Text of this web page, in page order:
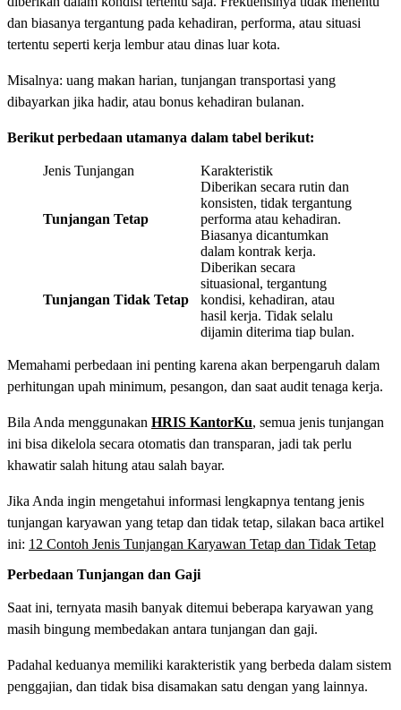
dan biasanya tergantung pada kehadiran, performa, atau situasi
tertentu seperti kerja lembur atau dinas luar kota.
Misalnya: uang makan harian, tunjangan transportasi yang
dibayarkan jika hadir, atau bonus kehadiran bulanan.
Berikut perbedaan utamanya dalam tabel berikut:
Jenis Tunjangan Karakteristik
Tunjangan Tetap
Diberikan secara rutin dan
konsisten, tidak tergantung
performa atau kehadiran.
Biasanya dicantumkan
dalam kontrak kerja.
Tunjangan Tidak Tetap
Diberikan secara
situasional, tergantung
kondisi, kehadiran, atau
hasil kerja. Tidak selalu
dijamin diterima tiap bulan.
Memahami perbedaan ini penting karena akan berpengaruh dalam
perhitungan upah minimum, pesangon, dan saat audit tenaga kerja.
Bila Anda menggunakan HRIS KantorKu, semua jenis tunjangan
ini bisa dikelola secara otomatis dan transparan, jadi tak perlu
khawatir salah hitung atau salah bayar.
Jika Anda ingin mengetahui informasi lengkapnya tentang jenis
tunjangan karyawan yang tetap dan tidak tetap, silakan baca artikel
ini: 12 Contoh Jenis Tunjangan Karyawan Tetap dan Tidak Tetap
Perbedaan Tunjangan dan Gaji
Saat ini, ternyata masih banyak ditemui beberapa karyawan yang
masih bingung membedakan antara tunjangan dan gaji.
Padahal keduanya memiliki karakteristik yang berbeda dalam sistem
penggajian, dan tidak bisa disamakan satu dengan yang lainnya.